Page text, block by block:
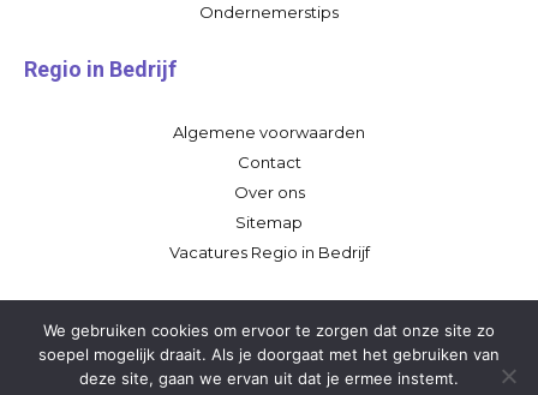
Ondernemerstips
Regio in Bedrijf
Algemene voorwaarden
Contact
Over ons
Sitemap
Vacatures Regio in Bedrijf
We gebruiken cookies om ervoor te zorgen dat onze site zo
soepel mogelijk draait. Als je doorgaat met het gebruiken van
deze site, gaan we ervan uit dat je ermee instemt.